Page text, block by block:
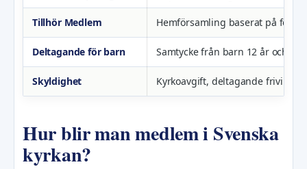
Tillhör Medlem Hemförsamling baserat på
Deltagande för barn Samtycke från barn 12 år och
Skyldighet Kyrkoavgift, deltagande frivilligt
Hur blir man medlem i Svenska
kyrkan?